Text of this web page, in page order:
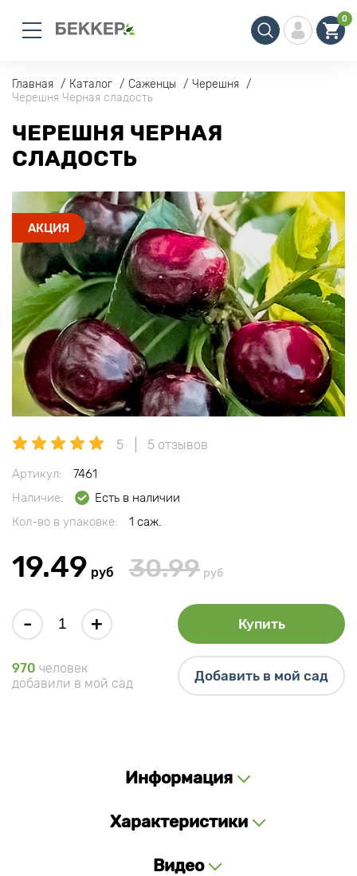
0
Главная Каталог Саженцы
Черешня
Черешня Черная сладость
ЧЕРЕШНЯ ЧЕРНАЯ
СЛАДОСТЬ
АКЦИЯ
5 5 отзывов
Артикул:
7461
Наличие:
Есть в наличии
Кол-во в упаковке:
1 саж.
19.49 руб 30.99 руб
- + Купить
970 человек
добавили в мой сад
Добавить в мой сад
Информация
Характеристики
Видео